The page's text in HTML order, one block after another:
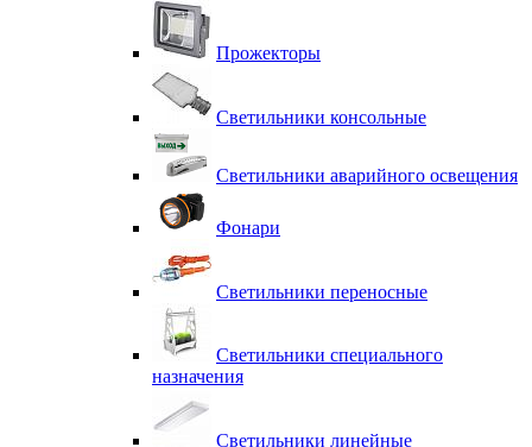
Прожекторы
Светильники консольные
Светильники аварийного освещения
Фонари
Светильники переносные
Светильники специального
назначения
Светильники линейные